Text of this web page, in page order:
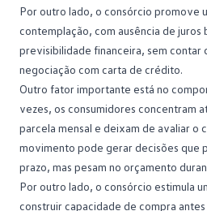
Por outro lado, o consórcio promove
contemplação, com ausência de juros
previsibilidade financeira, sem contar
negociação com carta de crédito.
Outro fator importante está no
vezes, os consumidores concentram
parcela mensal e deixam de avaliar o
movimento pode gerar decisões que
prazo, mas pesam no orçamento
Por outro lado, o consórcio estimula
construir capacidade de compra antes